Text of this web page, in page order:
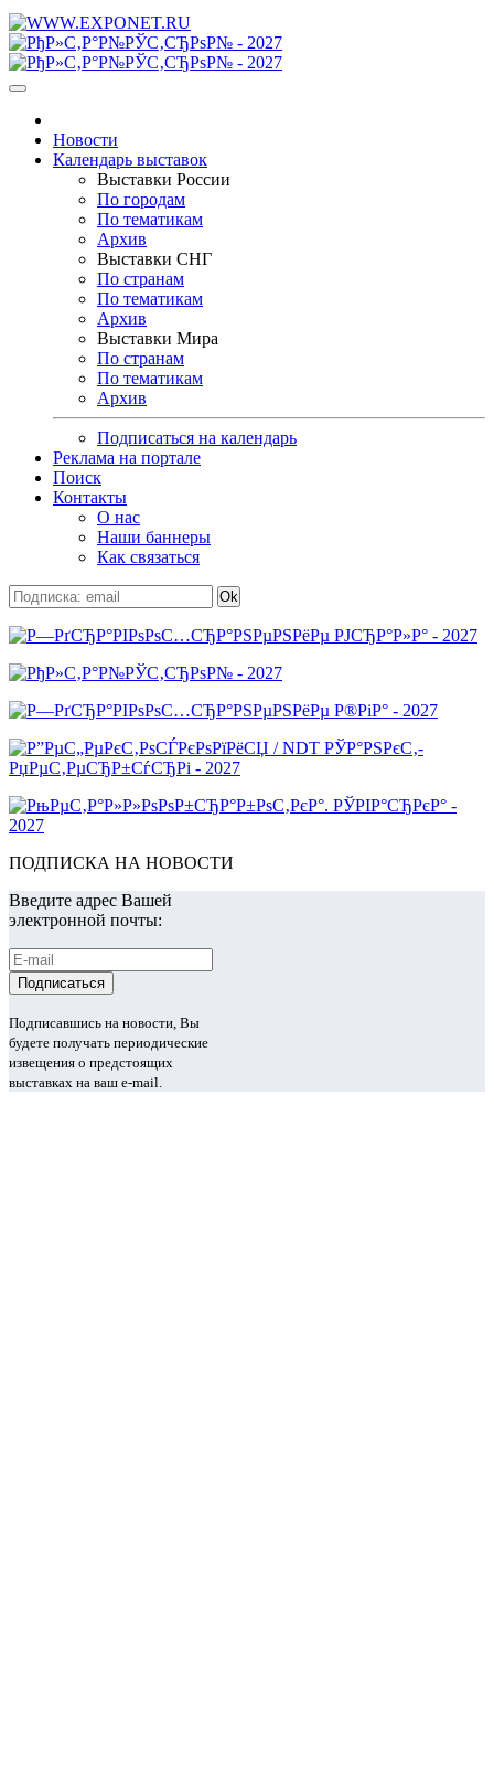
Новости
Календарь выставок
Выставки России
По городам
По тематикам
Архив
Выставки СНГ
По странам
По тематикам
Архив
Выставки Мира
По странам
По тематикам
Архив
Подписаться на календарь
Реклама на портале
Поиск
Контакты
О нас
Наши баннеры
Как связаться
ПОДПИСКА НА НОВОСТИ
Введите адрес Вашей
электронной почты:
Подписавшись на новости, Вы
будете получать периодические
извещения о предстоящих
выставках на ваш e-mail.